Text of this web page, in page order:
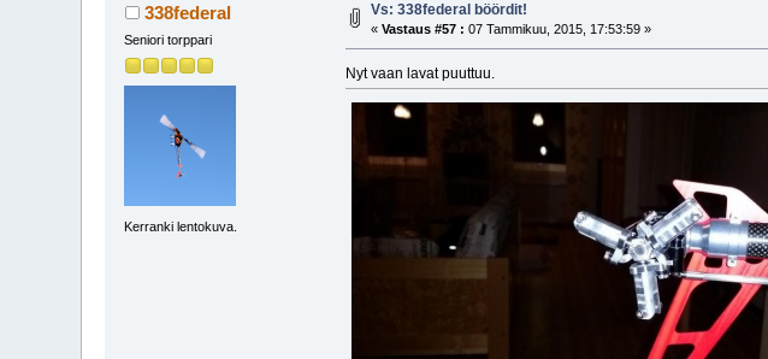
338federal
Seniori torppari
Kerranki lentokuva.
Vs: 338federal böördit!
«Vastaus #57 : 07 Tammikuu, 2015, 17:53:59 »
Nyt vaan lavat puuttuu.